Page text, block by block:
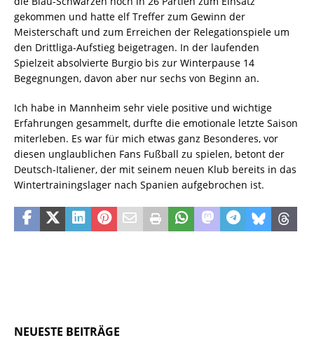
gekommen und hatte elf Treffer zum Gewinn der
Meisterschaft und zum Erreichen der Relegationspiele um
den Drittliga-Aufstieg beigetragen. In der laufenden
Spielzeit absolvierte Burgio bis zur Winterpause 14
Begegnungen, davon aber nur sechs von Beginn an.
Ich habe in Mannheim sehr viele positive und wichtige
Erfahrungen gesammelt, durfte die emotionale letzte Saison
miterleben. Es war für mich etwas ganz Besonderes, vor
diesen unglaublichen Fans Fußball zu spielen, betont der
Deutsch-Italiener, der mit seinem neuen Klub bereits in das
Wintertrainingslager nach Spanien aufgebrochen ist.
NEUESTE BEITRÄGE